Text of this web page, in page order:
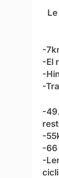
-
-El
-
-
-
-
-66
-